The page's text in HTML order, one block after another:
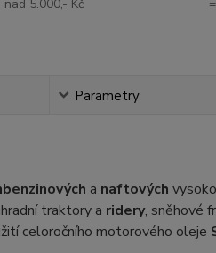
nad 5.000,- Kč
Parametry
benzinových a naftových
traktory a ridery, sněhové
celoročního motorového oleje